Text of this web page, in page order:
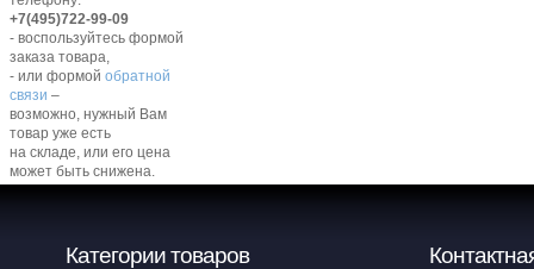
+7(495)722-99-09
- воспользуйтесь формой
заказа товара,
- или формой обратной
связи –
возможно, нужный Вам
товар уже есть
на складе, или его цена
может быть снижена.
Категории товаров